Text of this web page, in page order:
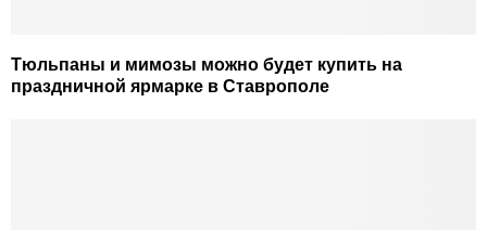
Тюльпаны и мимозы можно будет купить на
праздничной ярмарке в Ставрополе